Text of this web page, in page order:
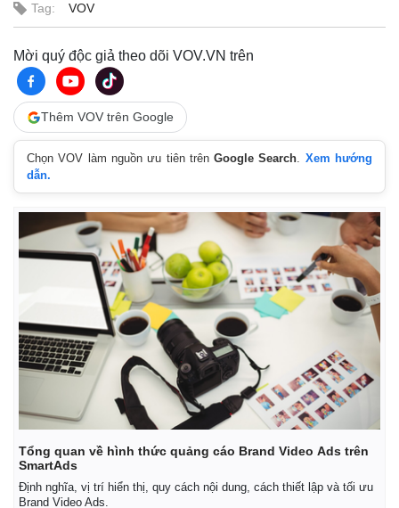
Kinh tế
Khởi nghiệp
Tiêu dùng
Tag: VOV
Mời quý độc giả theo dõi VOV.VN trên
Thêm VOV trên Google
Chọn VOV làm nguồn ưu tiên trênGoogle Search. Xem hướng
dẫn.
Tổng quan về hình thức quảng cáo Brand Video Ads trên
SmartAds
Định nghĩa, vị trí hiển thị, quy cách nội dung, cách thiết lập và tối ưu
Brand Video Ads.